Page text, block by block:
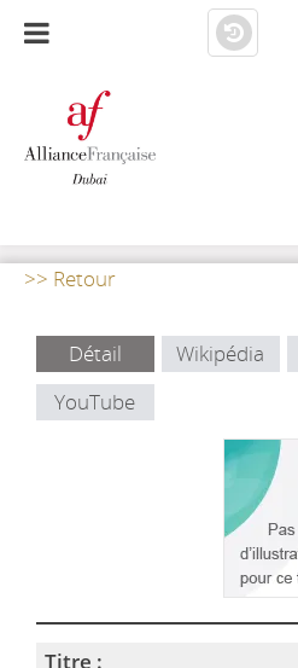
>> Retour
Détail Wikipédia
YouTube
Titre :